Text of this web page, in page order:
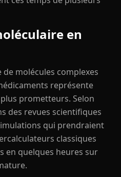
en
molécules complexes
représente
prometteurs. Selon
des revues scientifiques
qui prendraient
classiques
en quelques heures sur